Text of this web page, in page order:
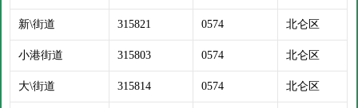
新\街道 315821 0574 北仑区
小港街道 315803 0574 北仑区
大\街道 315814 0574 北仑区